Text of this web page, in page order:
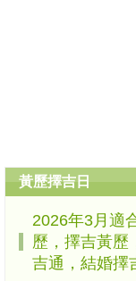
黃歷擇吉日
2026年3月適
歷，擇吉黃歷
吉通，結婚擇